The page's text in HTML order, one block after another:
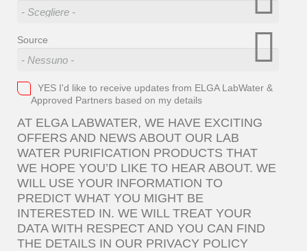
Source
YES I'd like to receive updates from ELGA LabWater &
Approved Partners based on my details
AT ELGA LABWATER, WE HAVE EXCITING
OFFERS AND NEWS ABOUT OUR LAB
WATER PURIFICATION PRODUCTS THAT
WE HOPE YOU’D LIKE TO HEAR ABOUT. WE
WILL USE YOUR INFORMATION TO
PREDICT WHAT YOU MIGHT BE
INTERESTED IN. WE WILL TREAT YOUR
DATA WITH RESPECT AND YOU CAN FIND
THE DETAILS IN OUR PRIVACY POLICY